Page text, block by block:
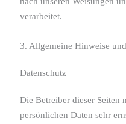
verarbeitet.
3. Allgemeine Hinweise
Datenschutz
Die Betreiber dieser Seiten
persönlichen Daten sehr